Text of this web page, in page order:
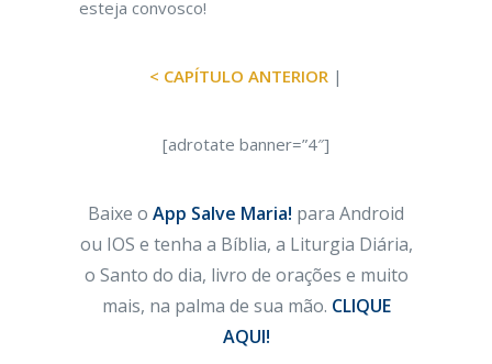
esteja convosco!
< CAPÍTULO ANTERIOR |
[adrotate banner=”4″]
Baixe o App Salve Maria! para Android
ou IOS e tenha a Bíblia, a Liturgia Diária,
o Santo do dia, livro de orações e muito
mais, na palma de sua mão. CLIQUE
AQUI!